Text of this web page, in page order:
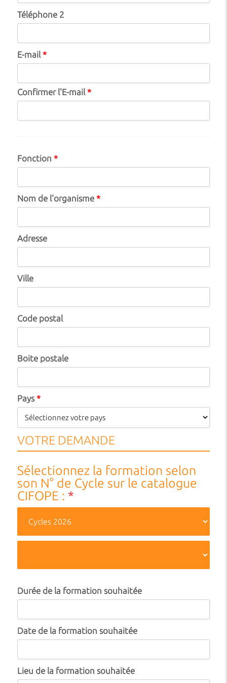
Téléphone 2
E-mail*
Confirmer l'E-mail*
Fonction *
Nom de l'organisme *
Adresse
Ville
Code postal
Boite postale
Pays*
VOTRE DEMANDE
Sélectionnez la formation selon
son N° de Cycle sur le catalogue
CIFOPE : *
Durée de la formation souhaitée
Date de la formation souhaitée
Lieu de la formation souhaitée